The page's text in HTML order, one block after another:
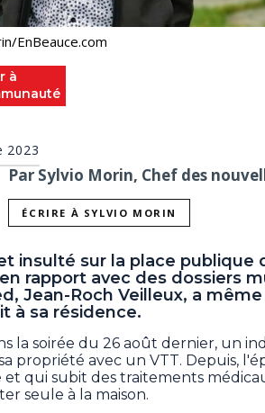
EnBeauce.com
à
2023
Par Sylvio Morin, Chef des
ÉCRIRE À SYLVIO MORIN
insulté sur la place publique
rapport avec des dossiers
Jean-Roch Veilleux, a
à sa résidence.
la soirée du 26 août dernier, un
propriété avec un VTT. Depuis,
et qui subit des traitements
seule à la maison.